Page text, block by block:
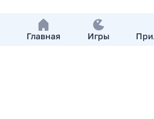
Главная Игры